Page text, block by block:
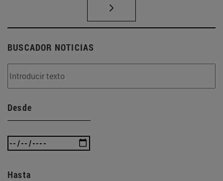
BUSCADOR NOTICIAS
Desde
Hasta